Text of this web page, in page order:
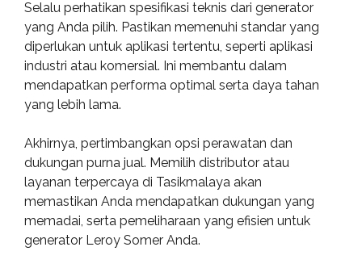
Selalu perhatikan spesifikasi teknis dari generator
yang Anda pilih. Pastikan memenuhi standar yang
diperlukan untuk aplikasi tertentu, seperti aplikasi
industri atau komersial. Ini membantu dalam
mendapatkan performa optimal serta daya tahan
yang lebih lama.
Akhirnya, pertimbangkan opsi perawatan dan
dukungan purna jual. Memilih distributor atau
layanan terpercaya di Tasikmalaya akan
memastikan Anda mendapatkan dukungan yang
memadai, serta pemeliharaan yang efisien untuk
generator Leroy Somer Anda.